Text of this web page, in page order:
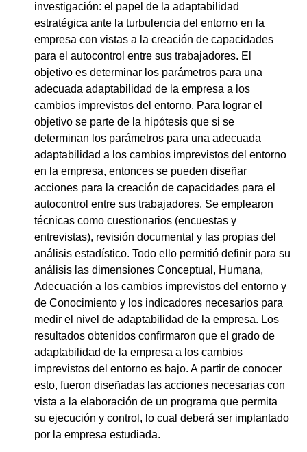
investigación: el papel de la adaptabilidad
estratégica ante la turbulencia del entorno en la
empresa con vistas a la creación de capacidades
para el autocontrol entre sus trabajadores. El
objetivo es determinar los parámetros para una
adecuada adaptabilidad de la empresa a los
cambios imprevistos del entorno. Para lograr el
objetivo se parte de la hipótesis que si se
determinan los parámetros para una adecuada
adaptabilidad a los cambios imprevistos del entorno
en la empresa, entonces se pueden diseñar
acciones para la creación de capacidades para el
autocontrol entre sus trabajadores. Se emplearon
técnicas como cuestionarios (encuestas y
entrevistas), revisión documental y las propias del
análisis estadístico. Todo ello permitió definir para su
análisis las dimensiones Conceptual, Humana,
Adecuación a los cambios imprevistos del entorno y
de Conocimiento y los indicadores necesarios para
medir el nivel de adaptabilidad de la empresa. Los
resultados obtenidos confirmaron que el grado de
adaptabilidad de la empresa a los cambios
imprevistos del entorno es bajo. A partir de conocer
esto, fueron diseñadas las acciones necesarias con
vista a la elaboración de un programa que permita
su ejecución y control, lo cual deberá ser implantado
por la empresa estudiada.